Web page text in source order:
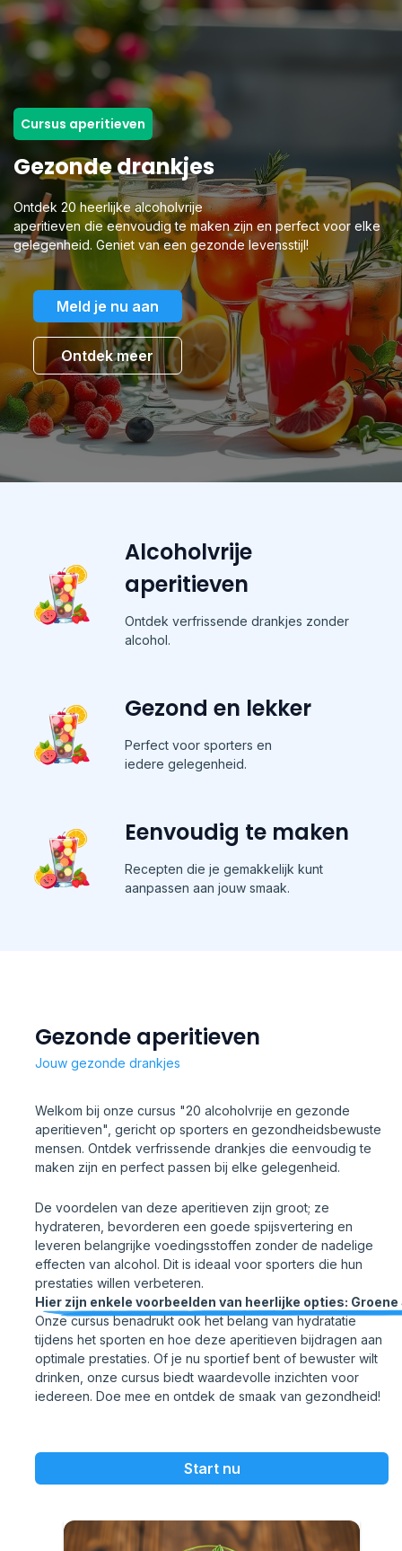
Cursus aperitieven
Gezonde drankjes
Ontdek 20 heerlijke alcoholvrije
aperitieven die eenvoudig te maken zijn en perfect voor elke
gelegenheid. Geniet van een gezonde levensstijl!
Meld je nu aan
Ontdek meer
Alcoholvrije
aperitieven
Ontdek verfrissende drankjes zonder
alcohol.
Gezond en lekker
Perfect voor sporters en
iedere gelegenheid.
Eenvoudig te maken
Recepten die je gemakkelijk kunt
aanpassen aan jouw smaak.
Gezonde aperitieven
Jouw gezonde drankjes
Welkom bij onze cursus "20 alcoholvrije en gezonde
aperitieven", gericht op sporters en gezondheidsbewuste
mensen. Ontdek verfrissende drankjes die eenvoudig te
maken zijn en perfect passen bij elke gelegenheid.
De voordelen van deze aperitieven zijn groot; ze
hydrateren, bevorderen een goede spijsvertering en
leveren belangrijke voedingsstoffen zonder de nadelige
effecten van alcohol. Dit is ideaal voor sporters die hun
prestaties willen verbeteren.
Hier zijn enkele voorbeelden van heerlijke opties:
Onze cursus benadrukt ook het belang van hydratatie
tijdens het sporten en hoe deze aperitieven bijdragen aan
optimale prestaties. Of je nu sportief bent of bewuster wilt
drinken, onze cursus biedt waardevolle inzichten voor
iedereen. Doe mee en ontdek de smaak van gezondheid!
Start nu